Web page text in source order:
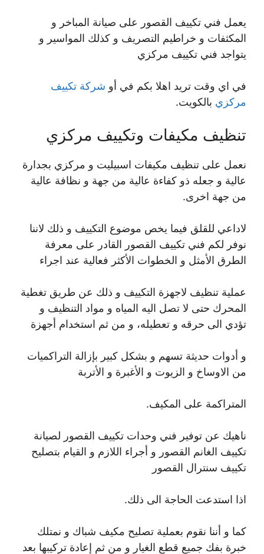
يعمل فني تكييف القصور على صيانة المباخر و
المكثفات و خراطيم التصريف و كذلك المواسير و
يتواجد فني تكييف مركزي
في اي وقت تريد اهلا بكم في أو شركة تكييف
مركزي بالكويت.
تنظيف مكيفات وتكييف مركزي
نعمل على تنظيف مكيفات اسبيليت و مركزي بجدارة
عالية و جعله ذو كفاءة عالية من جهة و نظافة عالية
من جهة اخرى.
لاداعي للقلق فيما يخص موضوع التكييف و ذلك لاننا
نوفر لكم فني تكييف القصور القادر على معرفة
الطرق الأمثل و الخطوات الأكثر فعالية عند اجراء
عملية تنظيف لاجهزة التكييف و ذلك عن طريق تغطية
المحرك حتى لا تصل اليه المياه و مواد التنظيف و
تؤدي الى حرقه و تعطيله، و من ثم استخدام أجهزة
و أدوات حديثة تسهم و بشكل كبير بإزالة التراكميات
من الاوساخ و الزيوت و الأغبرة و الأتربة
المتراكمة على المكيف.
ناهيك عن توفير فني وحدات تكييف القصور لصيانة
تكييف الغانم القصور و أجراء اللازم و القيام بتصليح
تكييف سنترال القصور
اذا استدعت الحاجة الى ذلك.
كما و أننا نقوم بعملية تصليح مكيف شباك و نمتلك
خبرة بفك جميع قطع الغيار و من ثم إعادة تركيبها بعد